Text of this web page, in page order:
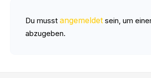
Du musst angemeldet sein, um
abzugeben.